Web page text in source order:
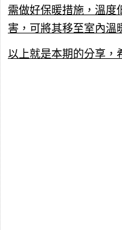
需做好保暖措施，溫
害，可將其移至室內溫
以上就是本期的分享，